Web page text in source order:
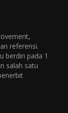
referensi.
berdiri pada 1
salah satu